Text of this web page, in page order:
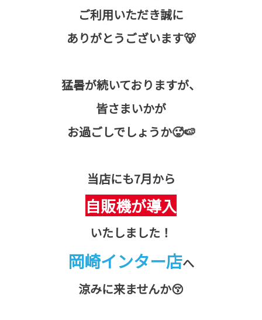
ご利用いただき誠に
ありがとうございます🐻
猛暑が続いておりますが、
皆さまいかが
お過ごしでしょうか🥵🍉
当店にも7月から
自販機が導入
いたしました！
岡崎インター店へ
涼みに来ませんか😚